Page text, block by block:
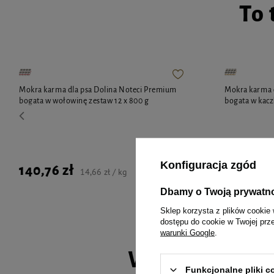
To
Mokra karma dla psa Dolina Noteci Premium
bogata w wołowinę zestaw 12 x 800 g
140,76 zł 14,66 zł / kg
Mokra karma
bogata w
140,76 zł
Wybrane
Konfiguracja zgód
Dbamy o Twoją
Sklep korzysta z plików cookie
dostępu do cookie w Twojej
warunki Google
Funkcjonalne pliki